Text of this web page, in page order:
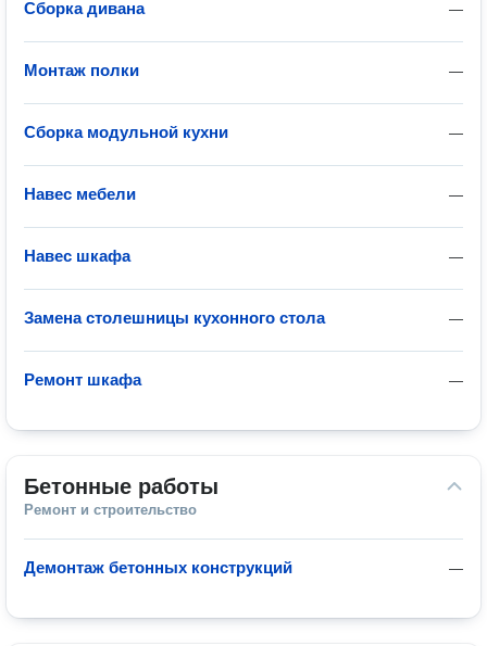
—
Сборка дивана
—
Монтаж полки
—
Сборка модульной кухни
—
Навес мебели
—
Навес шкафа
—
Замена столешницы кухонного стола
—
Ремонт шкафа
Бетонные работы
Ремонт и строительство
—
Демонтаж бетонных конструкций